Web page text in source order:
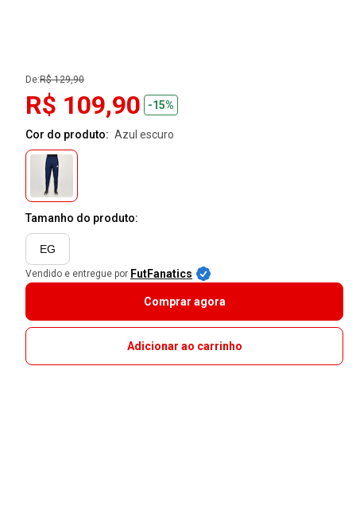
De:R$ 129,90
R$ 109,90 -15%
Cor do produto: azul escuro
Tamanho do produto:
EG
Vendido e entregue por FutFanatics
Comprar agora
Adicionar ao carrinho